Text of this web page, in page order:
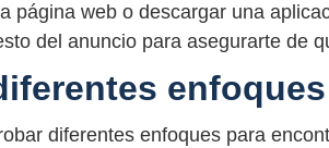
página web o descargar una
del anuncio para asegurarte de
enfoques
diferentes enfoques para